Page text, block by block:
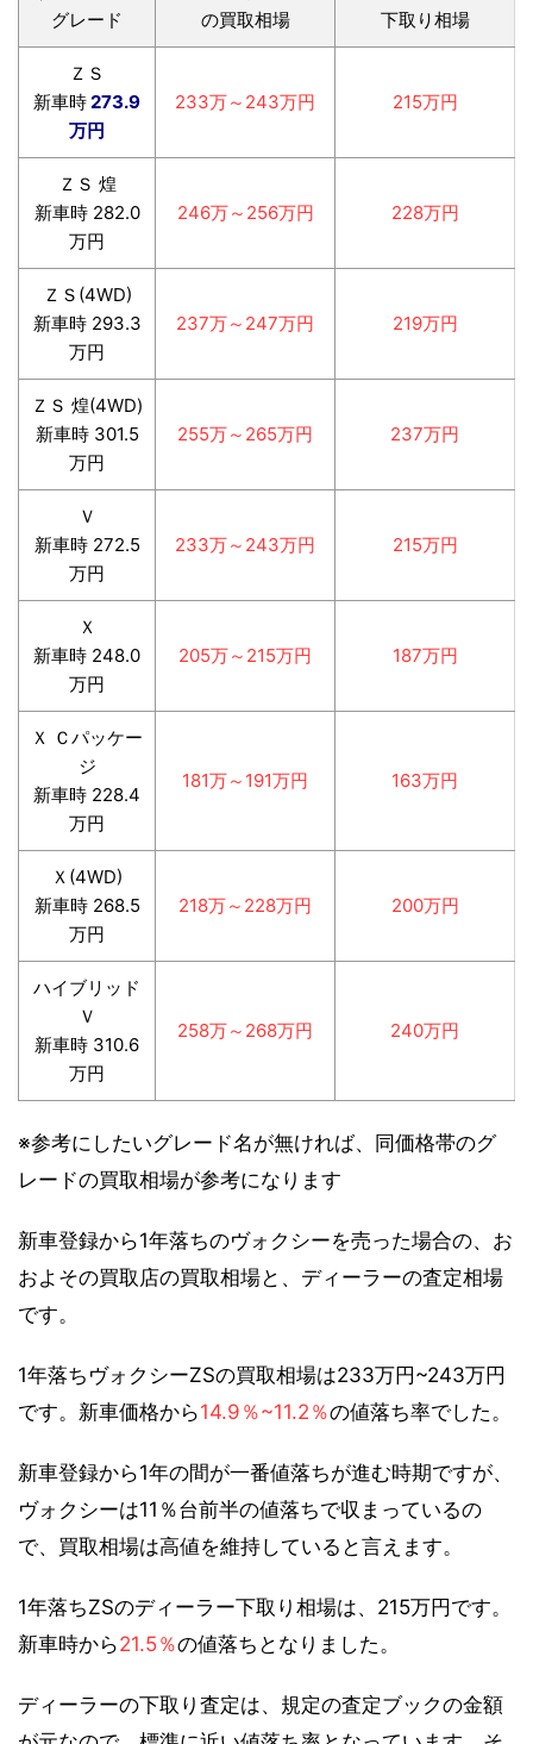
グレード
の買取相場
下取り相場
ＺＳ
新車時 273.9
万円
233万～243万円 215万円
ＺＳ 煌
新車時 282.0
万円
246万～256万円 228万円
ＺＳ(4WD)
新車時 293.3
万円
237万～247万円 219万円
ＺＳ 煌(4WD)
新車時 301.5
万円
255万～265万円 237万円
Ｖ
新車時 272.5
万円
233万～243万円 215万円
Ｘ
新車時 248.0
万円
205万～215万円 187万円
Ｘ Ｃパッケー
ジ
新車時 228.4
万円
181万～191万円 163万円
Ｘ(4WD)
新車時 268.5
万円
218万～228万円 200万円
ハイブリッド
Ｖ
新車時 310.6
万円
258万～268万円 240万円
※参考にしたいグレード名が無ければ、同価格帯のグ
レードの買取相場が参考になります
新車登録から1年落ちのヴォクシーを売った場合の、お
およその買取店の買取相場と、ディーラーの査定相場
です。
1年落ちヴォクシーZSの買取相場は233万円~243万円
です。新車価格から14.9％~11.2％の値落ち率でした。
新車登録から1年の間が一番値落ちが進む時期ですが、
ヴォクシーは11％台前半の値落ちで収まっているの
で、買取相場は高値を維持していると言えます。
1年落ちZSのディーラー下取り相場は、215万円です。
新車時から21.5％の値落ちとなりました。
ディーラーの下取り査定は、規定の査定ブックの金額